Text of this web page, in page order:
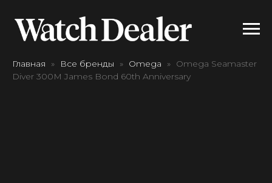
Главная Все бренды Omega
Omega Seamaster
Diver 300M James Bond 60th Anniversary